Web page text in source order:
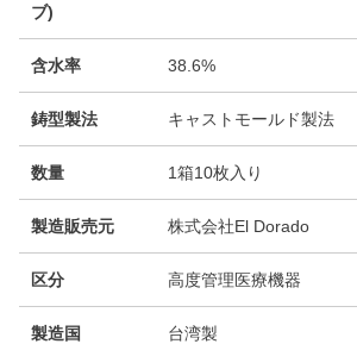
ブ)
含水率 38.6%
鋳型製法 キャストモールド製法
数量 1箱10枚入り
製造販売元 株式会社El Dorado
区分 高度管理医療機器
製造国 台湾製